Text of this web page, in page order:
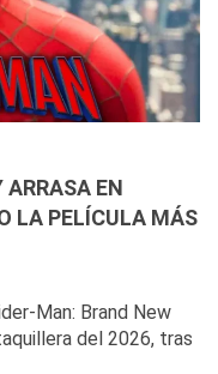
ARRASA EN
LA PELÍCULA MÁS
Man: Brand New
del 2026, tras